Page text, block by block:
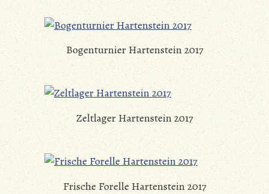
Bogenturnier Hartenstein 2017
Zeltlager Hartenstein 2017
Frische Forelle Hartenstein 2017